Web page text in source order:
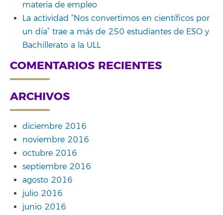
materia de empleo
La actividad “Nos convertimos en científicos por
un día” trae a más de 250 estudiantes de ESO y
Bachillerato a la ULL
COMENTARIOS RECIENTES
ARCHIVOS
diciembre 2016
noviembre 2016
octubre 2016
septiembre 2016
agosto 2016
julio 2016
junio 2016